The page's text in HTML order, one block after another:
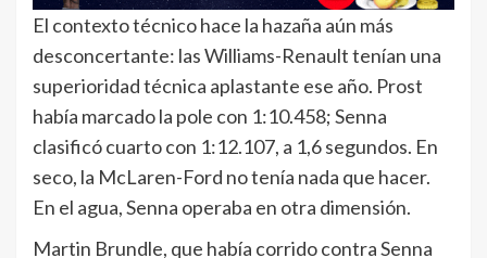
El contexto técnico hace la hazaña aún más
desconcertante: las Williams-Renault tenían una
superioridad técnica aplastante ese año. Prost
había marcado la pole con 1:10.458; Senna
clasificó cuarto con 1:12.107, a 1,6 segundos. En
seco, la McLaren-Ford no tenía nada que hacer.
En el agua, Senna operaba en otra dimensión.
Martin Brundle, que había corrido contra Senna